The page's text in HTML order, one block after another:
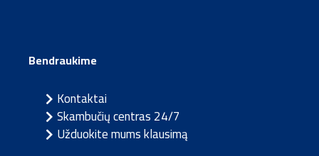
Bendraukime
Kontaktai
Skambučių centras 24/7
Užduokite mums klausimą